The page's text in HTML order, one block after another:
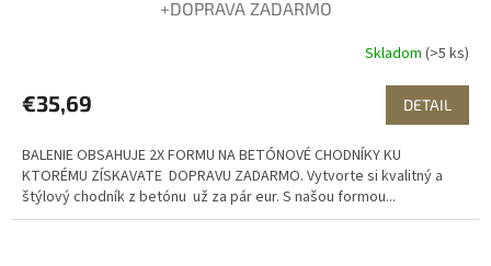
A
R
M
+DOPRAVA ZADARMO
Skladom (>5 ks)
€35,69 DETAIL
BALENIE OBSAHUJE 2X FORMU NA BETÓNOVÉ CHODNÍKY KU
KTORÉMU ZÍSKAVATE DOPRAVU ZADARMO. Vytvorte si kvalitný a
štýlový chodník z betónu už za pár eur. S našou formou...